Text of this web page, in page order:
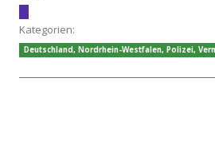
Kategorien:
Deutschland, Nordrhein-Westfalen, Polizei,